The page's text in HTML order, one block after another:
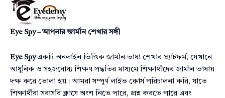
Eye Spy – আপনার জার্মান শেখার সঙ্গী
Eye Spyএকটি অনলাইন ভিত্তিক জার্মান ভাষা শেখার প্ল্যাটফর্ম, যেখানে
আধুনিক ও সহজবোধ্য শিক্ষণ পদ্ধতির মাধ্যমে শিক্ষার্থীদের জার্মান ভাষায়
দক্ষ করে তোলা হয়। আমরা সম্পূর্ণ লাইভ কোর্স পরিচালনা করি, যাতে
শিক্ষার্থীরা সরাসরি ক্লাসে অংশ নিতে পারে, প্রশ্ন করতে পারে এবং